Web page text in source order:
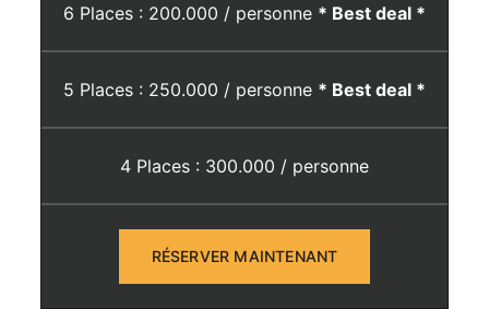
6 Places : 200.000 / personne * Best deal *
5 Places : 250.000 / personne * Best deal *
4 Places : 300.000 / personne
RÉSERVER MAINTENANT